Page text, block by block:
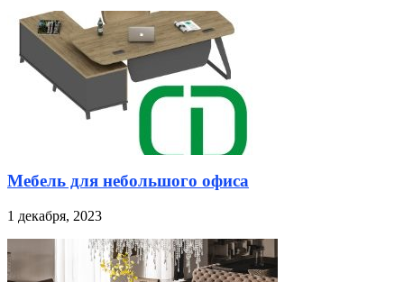
Мебель для небольшого офиса
1 декабря, 2023